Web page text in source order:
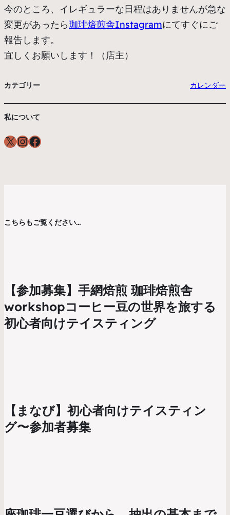
今のところ、イレギュラーな日程はありませんが急な
変更があったら珈琲焙煎舎Instagramにてすぐにご
報告します。
宜しくお願いします！（店主）
カテゴリー カレンダー
私について
X InstagramFacebook
こちらもご覧ください…
【参加募集】手網焙煎 珈琲焙煎舎
workshopコーヒー豆の世界を旅する
初心者向けテイスティング
【まなび】初心者向けテイスティン
グ〜参加者募集